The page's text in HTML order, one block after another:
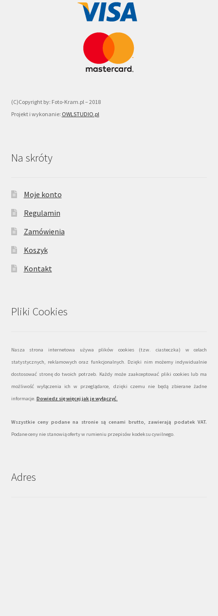
(C)Copyright by: Foto-Kram.pl – 2018
Projekt i wykonanie: OWLSTUDIO.pl
Na skróty
Moje konto
Regulamin
Zamówienia
Koszyk
Kontakt
Pliki Cookies
Nasza strona internetowa używa plików cookies (tzw. ciasteczka) w celach
statystycznych, reklamowych oraz funkcjonalnych. Dzięki nim możemy indywidualnie
dostosować stronę do twoich potrzeb. Każdy może zaakceptować pliki cookies lub ma
możliwość wyłączenia ich w przeglądarce, dzięki czemu nie będą zbierane żadne
informacje. Dowiedz się więcej jak je wyłączyć.
Wszystkie ceny podane na stronie są cenami brutto, zawierają podatek VAT.
Podane ceny nie stanowią oferty w rumieniu przepisów kodeksu cywilnego.
Adres